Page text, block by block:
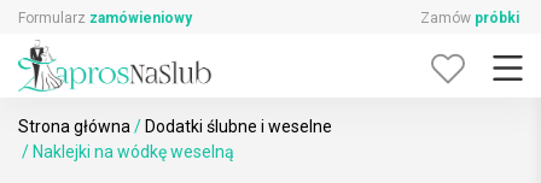
Skip
content
Formularz zamówieniowy Zamów próbki
Strona główna / Dodatki ślubne i weselne
/ Naklejki na wódkę weselną